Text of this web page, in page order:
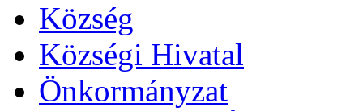
Község
Községi Hivatal
Önkormányzat